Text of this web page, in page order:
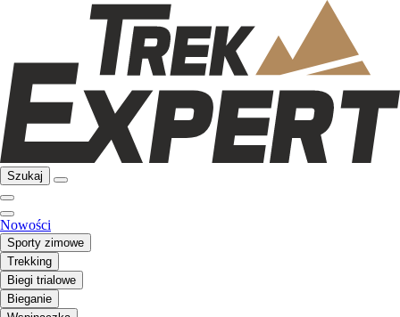
Szukaj
Nowości
Sporty zimowe
Trekking
Biegi trialowe
Bieganie